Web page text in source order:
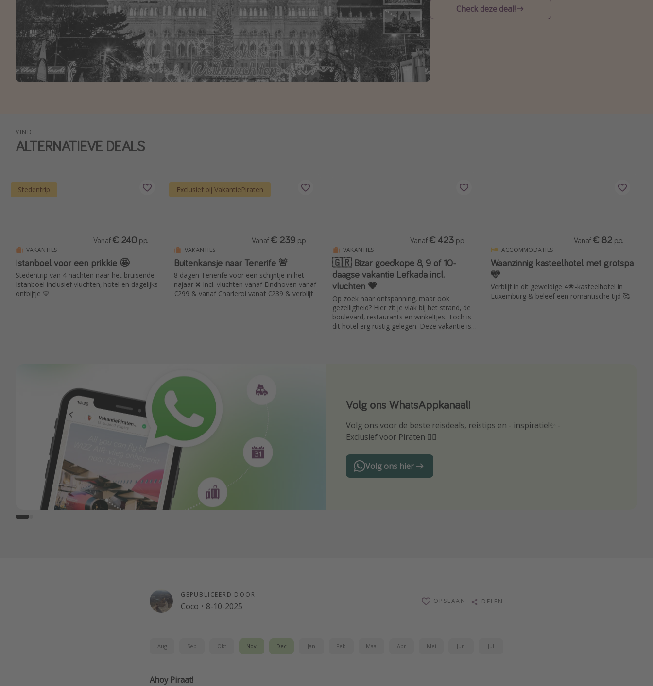
Check deze deal!
VIND
ALTERNATIEVE DEALS
Stedentrip
VAKANTIES
Istanboel voor een prikkie 🤩
Stedentrip van 4 nachten naar het bruisende
Istanboel inclusief vluchten, hotel en dagelijks
ontbijtje 💛
Vanaf € 240 p.p.
Exclusief bij VakantiePiraten
VAKANTIES
Buitenkansje naar Tenerife 🚨
8 dagen Tenerife voor een schijntje in het
najaar ❌ Incl. vluchten vanaf Eindhoven vanaf
€299 & vanaf Charleroi vanaf €239 & verblijf
Vanaf € 239 p.p.
VAKANTIES
🇬🇷 Bizar goedkope 8, 9 of 10-
daagse vakantie Lefkada incl.
vluchten 💗
Op zoek naar ontspanning, maar ook
gezelligheid? Hier zit je vlak bij het strand, de
boulevard, restaurants en winkeltjes. Toch is
dit hotel erg rustig gelegen. Deze vakantie is
Vanaf € 423 p.p.
ACCOMMODATIES
Waanzinnig kasteelhotel met grotspa
🩵
Verblijf in dit geweldige 4🌟-kasteelhotel in
Luxemburg & beleef een romantische tijd 🥰
Vanaf € 82 p.p.
Volg ons WhatsAppkanaal!
Volg ons voor de beste reisdeals, reistips en - inspiratie!✨ -
Exclusief voor Piraten 🏴‍☠️
Volg ons hier
Download onze app
Wees als eerste op de hoogte van de beste reisaanbiedingen
GEPUBLICEERD DOOR
Coco · 8-10-2025
OPSLAAN DELEN
Aug Sep Okt Nov Dec Jan Feb Maa Apr Mei Jun Jul
Ahoy Piraat!